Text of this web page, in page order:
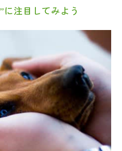
に注目してみよう